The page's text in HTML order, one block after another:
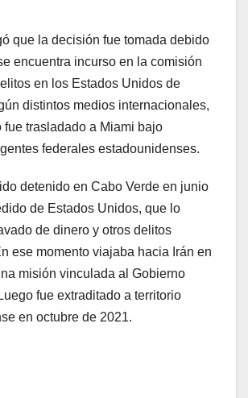
que la decisión fue tomada debido
encuentra incurso en la comisión
en los Estados Unidos de
distintos medios internacionales,
fue trasladado a Miami bajo
federales estadounidenses.
detenido en Cabo Verde en junio
de Estados Unidos, que lo
de dinero y otros delitos
ese momento viajaba hacia Irán en
misión vinculada al Gobierno
fue extraditado a territorio
en octubre de 2021.